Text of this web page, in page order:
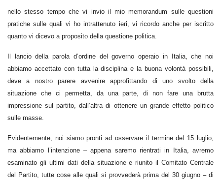
nello stesso tempo che vi invio il mio memorandum sulle questioni
pratiche sulle quali vi ho intrattenuto ieri, vi ricordo anche per iscritto
quanto vi dicevo a proposito della questione politica.
Il lancio della parola d’ordine del governo operaio in Italia, che noi
abbiamo accettato con tutta la disciplina e la buona volontà possibili,
deve a nostro parere avvenire approfittando di uno svolto della
situazione che ci permetta, da una parte, di non fare una brutta
impressione sul partito, dall’altra di ottenere un grande effetto politico
sulle masse.
Evidentemente, noi siamo pronti ad osservare il termine del 15 luglio,
ma abbiamo l’intenzione – appena saremo rientrati in Italia, avremo
esaminato gli ultimi dati della situazione e riunito il Comitato Centrale
del Partito, tutte cose alle quali si provvederà prima del 30 giugno – di